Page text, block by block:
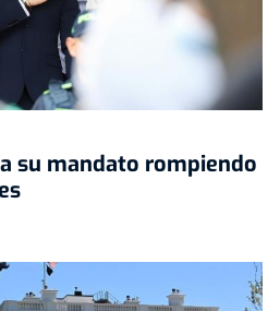
su mandato rompiendo